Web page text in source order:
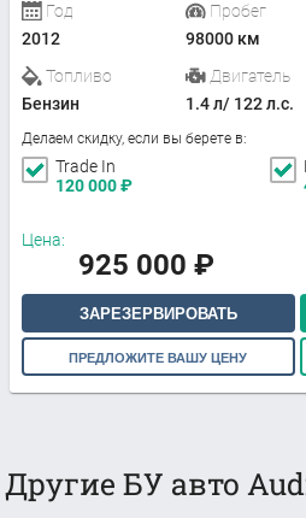
Год
2012
Пробег
98000 км
Топливо
Бензин
Двигатель
1.4 л/ 122 л.с.
Делаем скидку, если вы берете в:
Trade In
120 000₽
Цена:
925 000 ₽
ЗАРЕЗЕРВИРОВАТЬ
ПРЕДЛОЖИТЕ ВАШУ ЦЕНУ
Другие БУ авто